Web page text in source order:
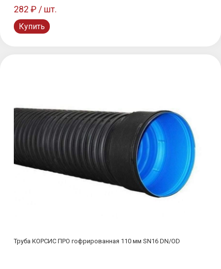
282 ₽ / шт.
Купить
Труба КОРСИС ПРО гофрированная 110 мм SN16 DN/OD